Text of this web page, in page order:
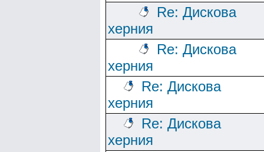
Re: Дискова
херния
Re: Дискова
херния
Re: Дискова
херния
Re: Дискова
херния